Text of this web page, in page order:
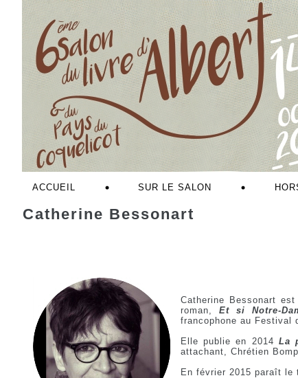
ACCUEIL SUR LE SALON
Catherine Bessonart
Catherine Bessonart
roman,Et si Notre-
francophone au Festival
Elle publie en 2014 La
attachant, Chrétien
En février 2015 paraît le